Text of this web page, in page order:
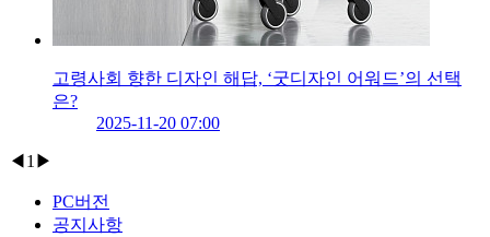
고령사회 향한 디자인 해답, ‘굿디자인 어워드’의 선택
은?
2025-11-20 07:00
◀ 1 ▶
PC버전
공지사항